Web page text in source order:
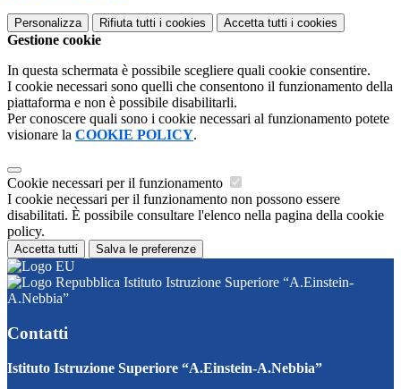
Personalizza Rifiuta tutti i cookies Accetta tutti i cookies
Gestione cookie
In questa schermata è possibile scegliere quali cookie consentire.
I cookie necessari sono quelli che consentono il funzionamento della
piattaforma e non è possibile disabilitarli.
Per conoscere quali sono i cookie necessari al funzionamento potete
visionare la COOKIE POLICY.
Cookie necessari per il funzionamento
I cookie necessari per il funzionamento non possono essere
disabilitati. È possibile consultare l'elenco nella pagina della cookie
policy.
Accetta tutti Salva le preferenze
Istituto Istruzione Superiore “A.Einstein-
A.Nebbia”
Contatti
Istituto Istruzione Superiore “A.Einstein-A.Nebbia”